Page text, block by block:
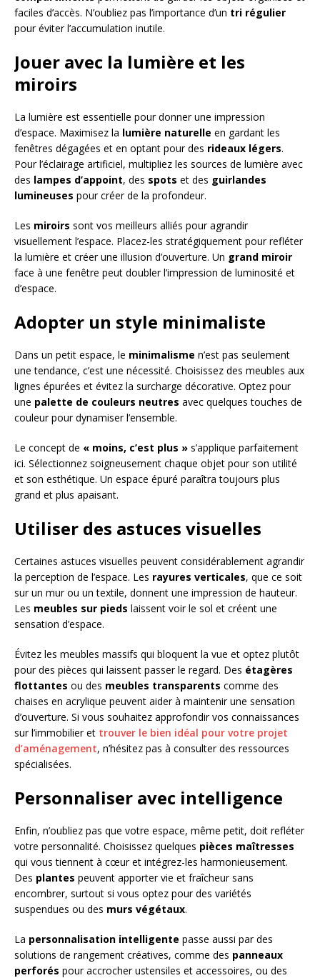
faciles d’accès. N’oubliez pas l’importance d’un tri régulier
pour éviter l’accumulation inutile.
Jouer avec la lumière et les
miroirs
La lumière est essentielle pour donner une impression
d’espace. Maximisez la lumière naturelle en gardant les
fenêtres dégagées et en optant pour des rideaux légers.
Pour l’éclairage artificiel, multipliez les sources de lumière avec
des lampes d’appoint, des spots et des guirlandes
lumineuses pour créer de la profondeur.
Les miroirs sont vos meilleurs alliés pour agrandir
visuellement l’espace. Placez-les stratégiquement pour refléter
la lumière et créer une illusion d’ouverture. Un grand miroir
face à une fenêtre peut doubler l’impression de luminosité et
d’espace.
Adopter un style minimaliste
Dans un petit espace, le minimalisme n’est pas seulement
une tendance, c’est une nécessité. Choisissez des meubles aux
lignes épurées et évitez la surcharge décorative. Optez pour
une palette de couleurs neutres avec quelques touches de
couleur pour dynamiser l’ensemble.
Le concept de « moins, c’est plus » s’applique parfaitement
ici. Sélectionnez soigneusement chaque objet pour son utilité
et son esthétique. Un espace épuré paraîtra toujours plus
grand et plus apaisant.
Utiliser des astuces visuelles
Certaines astuces visuelles peuvent considérablement agrandir
la perception de l’espace. Les rayures verticales, que ce soit
sur un mur ou un textile, donnent une impression de hauteur.
Les meubles sur pieds laissent voir le sol et créent une
sensation d’espace.
Évitez les meubles massifs qui bloquent la vue et optez plutôt
pour des pièces qui laissent passer le regard. Des étagères
flottantes ou des meubles transparents comme des
chaises en acrylique peuvent aider à maintenir une sensation
d’ouverture. Si vous souhaitez approfondir vos connaissances
sur l’immobilier et trouver le bien idéal pour votre projet
d’aménagement, n’hésitez pas à consulter des ressources
spécialisées.
Personnaliser avec intelligence
Enfin, n’oubliez pas que votre espace, même petit, doit refléter
votre personnalité. Choisissez quelques pièces maîtresses
qui vous tiennent à cœur et intégrez-les harmonieusement.
Des plantes peuvent apporter vie et fraîcheur sans
encombrer, surtout si vous optez pour des variétés
suspendues ou des murs végétaux.
La personnalisation intelligente passe aussi par des
solutions de rangement créatives, comme des panneaux
perforés pour accrocher ustensiles et accessoires, ou des